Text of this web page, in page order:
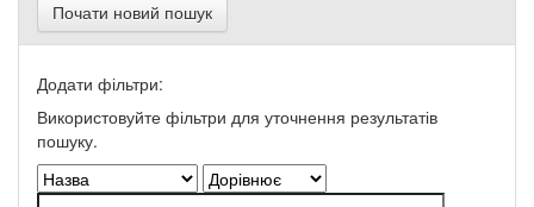
Почати новий пошук
Додати фільтри:
Використовуйте фільтри для уточнення результатів
пошуку.